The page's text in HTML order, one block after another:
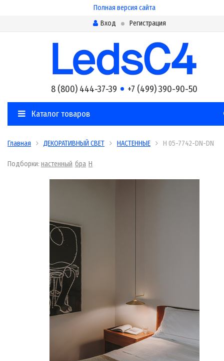
Полная версия сайта
Вход
Регистрация
8 (800) 444-37-39 +7 (499) 390-90-50
Каталог товаров
Главная ДЕКОРАТИВНЫЙ СВЕТ НАСТЕННЫЕ H 05-7742-DN-DN
Подборки: настенный бра H